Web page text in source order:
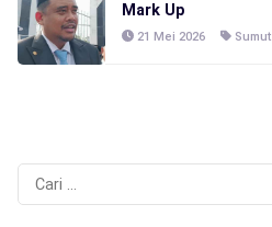
Mark Up
21 Mei 2026 Sumut
Cari
untuk: